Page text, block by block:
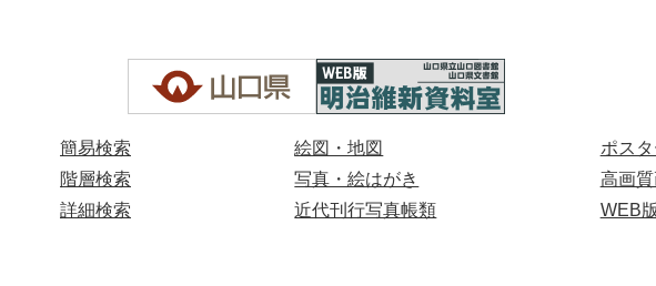
簡易検索
階層検索
詳細検索
絵図・地図
写真・絵はがき
近代刊行写真帳類
ポス
高画
WEB